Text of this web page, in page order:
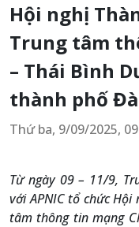
Hội nghị
Trung tâm
– Thái Bình
thành phố
Thứ ba, 9/09/2025,
Từ ngày 09 – 11/9,
với APNIC tổ chức
tâm thông tin mạng